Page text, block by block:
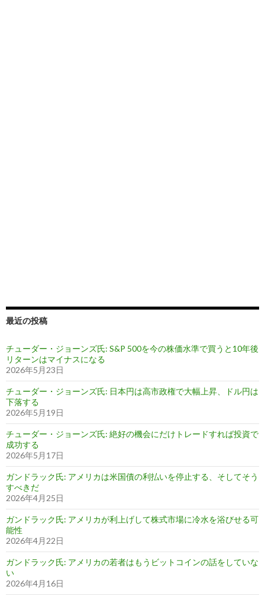
最近の投稿
チューダー・ジョーンズ氏: S&P 500を今の株価水準で買うと10年後
リターンはマイナスになる
2026年5月23日
チューダー・ジョーンズ氏: 日本円は高市政権で大幅上昇、ドル円は
下落する
2026年5月19日
チューダー・ジョーンズ氏: 絶好の機会にだけトレードすれば投資で
成功する
2026年5月17日
ガンドラック氏: アメリカは米国債の利払いを停止する、そしてそう
すべきだ
2026年4月25日
ガンドラック氏: アメリカが利上げして株式市場に冷水を浴びせる可
能性
2026年4月22日
ガンドラック氏: アメリカの若者はもうビットコインの話をしていな
い
2026年4月16日